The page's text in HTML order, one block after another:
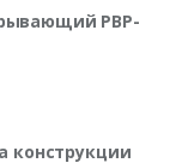
PBP-
конструкции